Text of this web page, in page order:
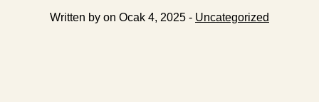
Written by on Ocak 4, 2025 - Uncategorized